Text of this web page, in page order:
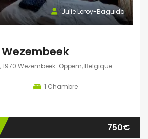
Julie Leroy-Baguida
1970 Wezembeek-Oppem, Belgique
1 Chambre
750€